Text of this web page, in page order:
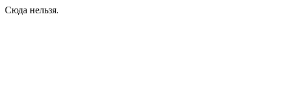
Сюда нельзя.